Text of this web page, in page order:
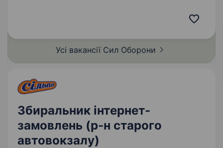
Усі вакансії Сил Оборони
Збиральник інтернет-
замовлень (р-н старого
автовокзалу)